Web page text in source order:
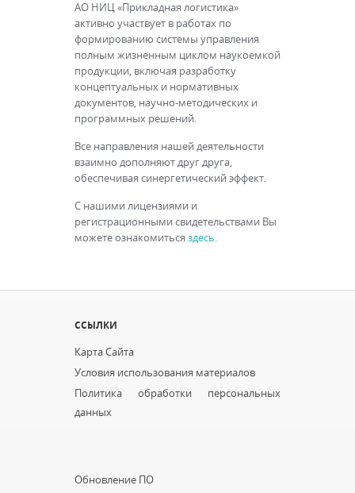
АО НИЦ «Прикладная логистика»
активно участвует в работах по
формированию системы управления
полным жизненным циклом наукоемкой
продукции, включая разработку
концептуальных и нормативных
документов, научно-методических и
программных решений.
Все направления нашей деятельности
взаимно дополняют друг друга,
обеспечивая синергетический эффект.
С нашими лицензиями и
регистрационными свидетельствами Вы
можете ознакомиться здесь.
ССЫЛКИ
Карта Сайта
Условия использования материалов
Политика обработки персональных
данных
Обновление ПО